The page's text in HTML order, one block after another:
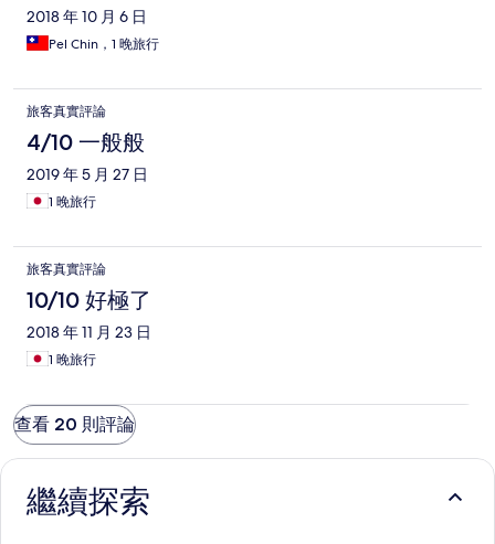
2018 年 10 月 6 日
Pel Chin，1 晚旅行
旅客真實評論
4/10 一般般
2019 年 5 月 27 日
1 晚旅行
旅客真實評論
10/10 好極了
2018 年 11 月 23 日
1 晚旅行
查看 20 則評論
繼續探索